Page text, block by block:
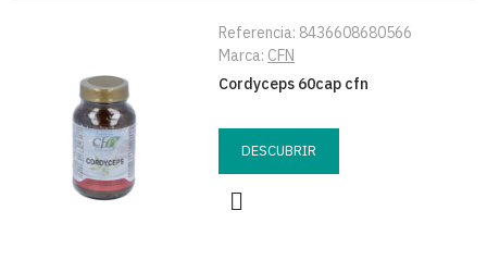
Referencia: 8436608680566
Marca: CFN
Cordyceps 60cap cfn
DESCUBRIR